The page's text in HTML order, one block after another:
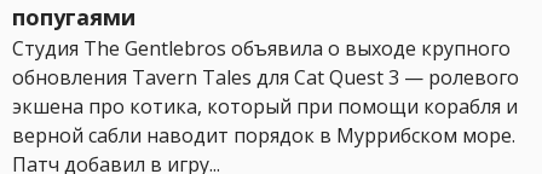
попугаями
Студия The Gentlebros объявила о выходе крупного
обновления Tavern Tales для Cat Quest 3 — ролевого
экшена про котика, который при помощи корабля и
верной сабли наводит порядок в Муррибском море.
Патч добавил в игру...